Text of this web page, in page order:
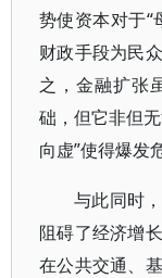
势使资本对于“
财政手段为民
之，金融扩张
础，但它非但
向虚”使得爆发
与此同时
阻碍了经济增
在公共交通、